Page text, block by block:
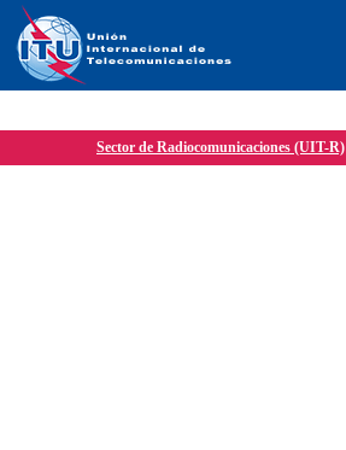
Sector de Radiocomunicaciones (UIT-R)